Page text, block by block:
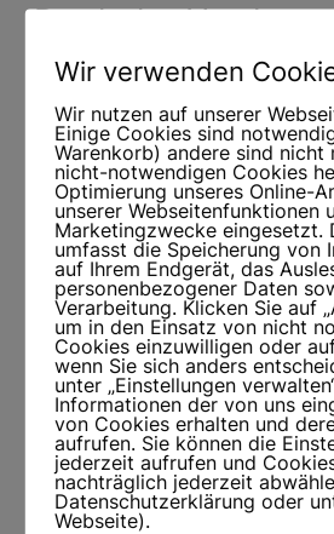
Der hohe Norden
In den letzten Jahren waren wir
Skandinavien unterwegs. Kein
unsere Reihe „Der hohe Norden“
angekommen ist.
Der hohe Norden 1: 8 Wochen
2019
Der hohe Norden 2: 9 Wochen
2020
Der hohe Norden 3: 5 Wochen
2021
Der hohe Norden 4: 3 Wochen
2022
Der hohe Norden 5:
schief…Mai-Juni 2023
Wir verwenden
Wir nutzen auf unserer
Einige Cookies sind
Warenkorb) andere sind nicht
nicht-notwendigen Cookies
Optimierung unseres Online-
unserer Webseitenfunktionen
Marketingzwecke eingesetzt.
umfasst die Speicherung von
auf Ihrem Endgerät, das
personenbezogener Daten
Verarbeitung. Klicken Sie auf
um in den Einsatz von nicht
Cookies einzuwilligen oder auf
wenn Sie sich anders
unter „Einstellungen
Informationen der von uns
von Cookies erhalten und
aufrufen. Sie können die
jederzeit aufrufen und
nachträglich jederzeit
Datenschutzerklärung oder
Webseite).